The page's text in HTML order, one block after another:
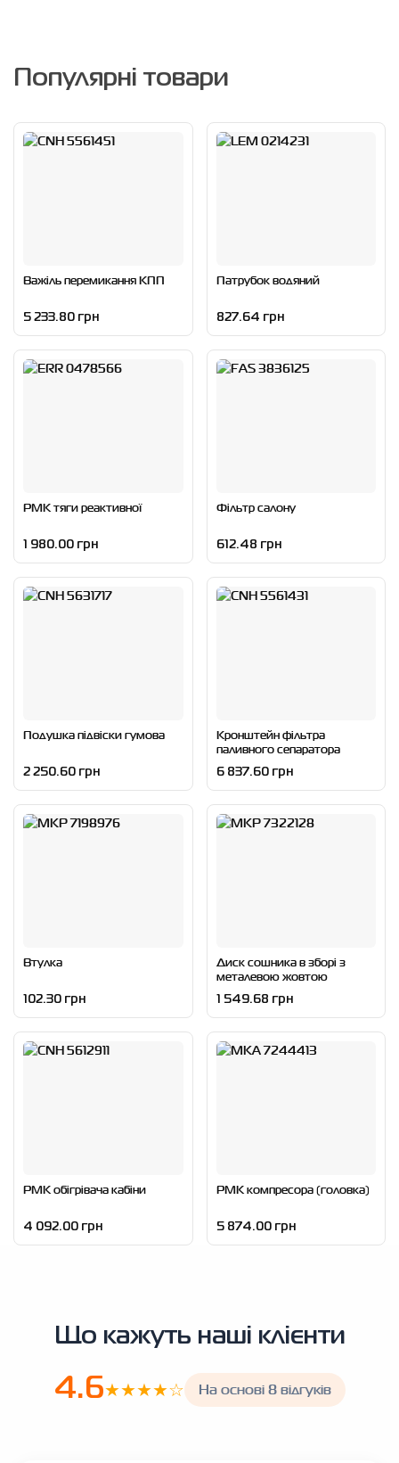
Популярні товари
Важіль перемикання КПП
5 233.80 грн
Патрубок водяний
827.64 грн
РМК тяги реактивної
1 980.00 грн
Фільтр салону
612.48 грн
Подушка підвіски гумова
2 250.60 грн
Кронштейн фільтра
паливного сепаратора
6 837.60 грн
Втулка
102.30 грн
Диск сошника в зборі з
металевою жовтою
кришкою під двохрядний
підшипник
1 549.68 грн
РМК обігрівача кабіни
4 092.00 грн
РМК компресора (головка)
5 874.00 грн
Що кажуть наші клієнти
4.6★★★★☆ На основі 8 відгуків